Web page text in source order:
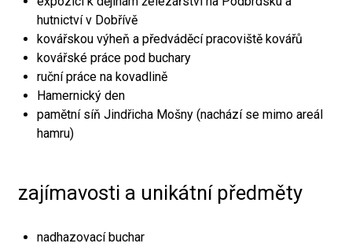
hutnictví v Dobřívě
kovářskou výheň a předváděcí pracoviště kovářů
kovářské práce pod buchary
ruční práce na kovadlině
Hamernický den
pamětní síň Jindřicha Mošny (nachází se mimo areál
hamru)
zajímavosti a unikátní předměty
nadhazovací buchar